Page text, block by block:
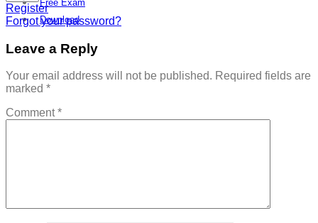
Free Exam
Download
Register
Forgot your password?
Leave a Reply
Your email address will not be published. Required fields are
marked *
Comment*